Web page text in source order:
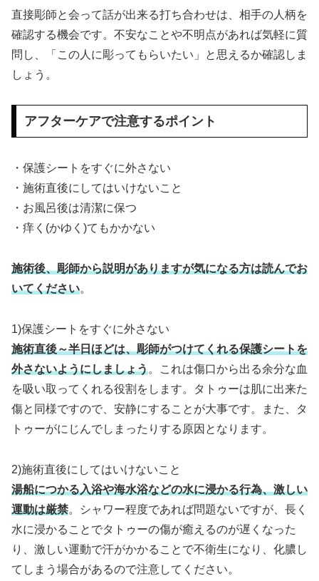
直接彫師と会って話が出来る打ち合わせは、相手の人柄を
確認する機会です。不安なことや不明点があれば気軽に質
問し、「この人に彫ってもらいたい」と思えるか確認しま
しょう。
アフターケアで注意するポイント
・保護シートをすぐに外さない
・施術直後にしてはいけないこと
・お風呂後は清潔に保つ
・痒く(かゆく)てもかかない
施術後、彫師から説明がありますが気になる方は読んでお
いてください。
1)保護シートをすぐに外さない
施術直後～半日ほどは、彫師がつけてくれる保護シートを
外さないようにしましょう。これは傷口から出る余分な血
を吸い取ってくれる役割をします。タトゥーは肌に出来た
傷と同様ですので、安静にすることが大事です。また、タ
トゥーがにじんでしまったりする原因となります。
2)施術直後にしてはいけないこと
湯船につかる入浴や海水浴などの水に浸かる行為、激しい
運動は厳禁。シャワー程度であれば問題ないですが、長く
水に浸かることでタトゥーの傷が癒えるのが遅くなった
り、激しい運動で汗がかかることで不衛生になり、化膿し
てしまう場合があるので注意してください。